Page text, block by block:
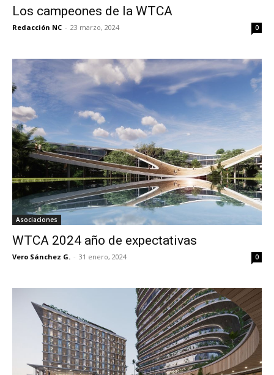
Los campeones de la WTCA
Redacción NC - 23 marzo, 2024 0
Asociaciones
WTCA 2024 año de expectativas
Vero Sánchez G. - 31 enero, 2024 0